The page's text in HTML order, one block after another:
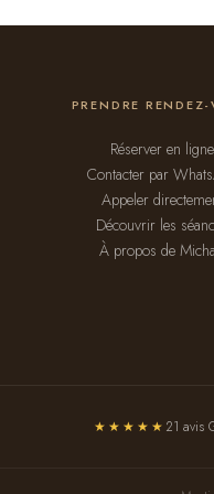
PRENDRE RENDEZ-
Réserver en ligne
Contacter par
Appeler
Découvrir les
À propos de
★★★★★ 21 avis